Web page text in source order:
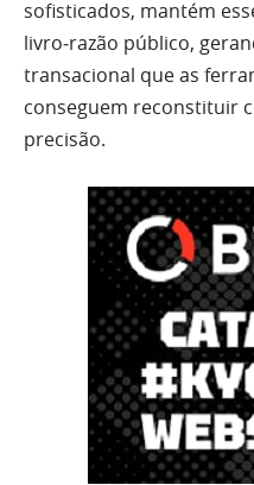
sofisticados, mantém
livro‑razão público,
transacional que as
conseguem reconstituir
precisão.